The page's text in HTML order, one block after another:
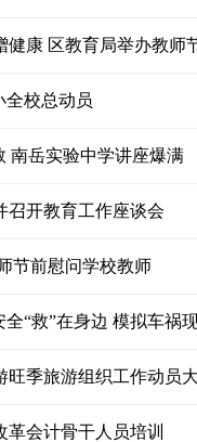
健康 区教育局举办教师
全校总动员
南岳实验中学讲座爆满
召开教育工作座谈会
节前慰问学校教师
全“救”在身边 模拟车祸
旺季旅游组织工作动员
革会计骨干人员培训